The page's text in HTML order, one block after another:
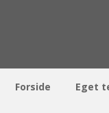
Forside Eget